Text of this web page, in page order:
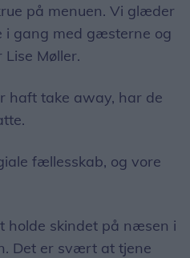
på menuen. Vi glæder
i gang med gæsterne og
Møller.
haft take away, har de
fællesskab, og vore
holde skindet på næsen i
Det er svært at tjene